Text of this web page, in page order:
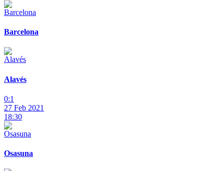
Barcelona
Alavés
0:1
27 Feb 2021
18:30
Osasuna